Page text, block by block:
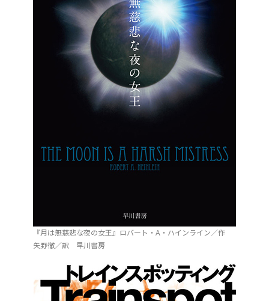
『月は無慈悲な夜の女王』ロバート・A・ハインライン／作
矢野徹／訳 早川書房